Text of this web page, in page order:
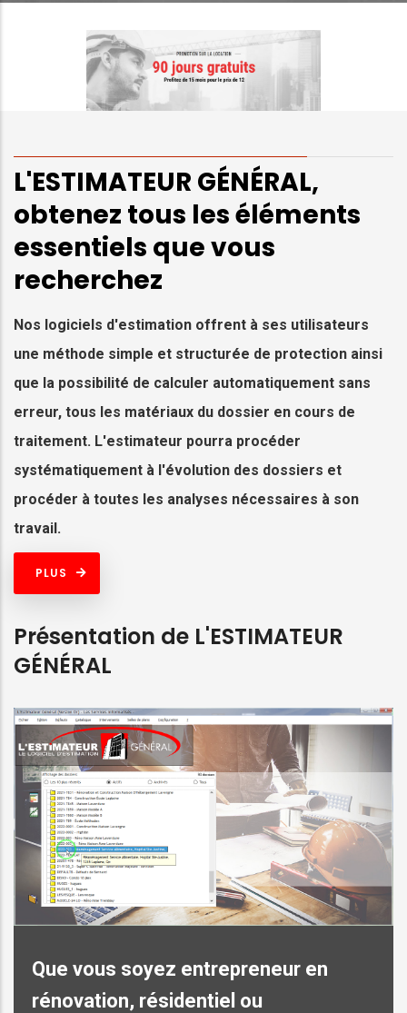
L'ESTIMATEUR GÉNÉRAL,
obtenez tous les éléments
essentiels que vous
recherchez
Nos logiciels d'estimation offrent à ses utilisateurs
une méthode simple et structurée de protection ainsi
que la possibilité de calculer automatiquement sans
erreur, tous les matériaux du dossier en cours de
traitement. L'estimateur pourra procéder
systématiquement à l'évolution des dossiers et
procéder à toutes les analyses nécessaires à son
travail.
PLUS
Présentation de L'ESTIMATEUR
GÉNÉRAL
Que vous soyez entrepreneur en
rénovation, résidentiel ou